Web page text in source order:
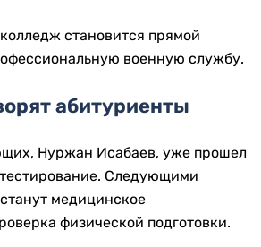
становится прямой
военную службу.
абитуриенты
Нуржан Исабаев, уже прошел
Следующими
медицинское
физической подготовки.